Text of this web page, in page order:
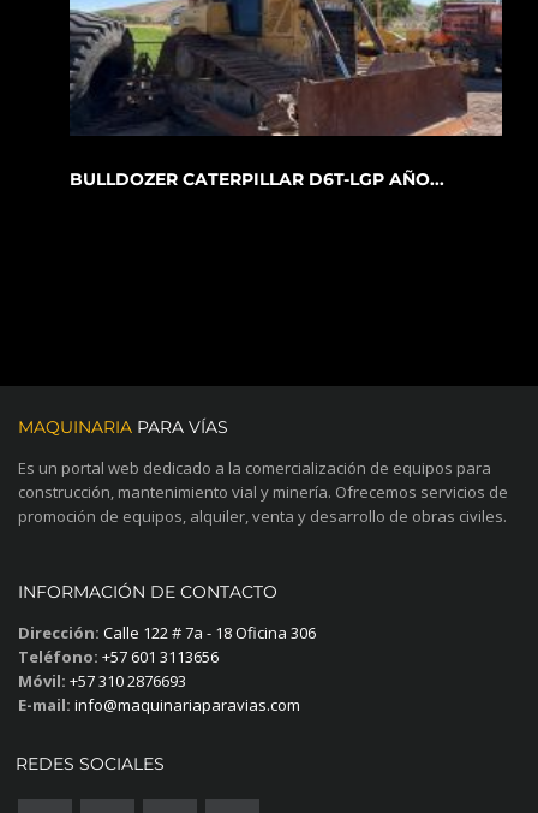
BULLDOZER CATERPILLAR D6T-LGP AÑO...
MAQUINARIA PARA VÍAS
Es un portal web dedicado a la comercialización de equipos para
construcción, mantenimiento vial y minería. Ofrecemos servicios de
promoción de equipos, alquiler, venta y desarrollo de obras civiles.
INFORMACIÓN DE CONTACTO
Dirección: Calle 122 # 7a - 18 Oficina 306
Teléfono: +57 601 3113656
Móvil: +57 310 2876693
E-mail: info@maquinariaparavias.com
REDES SOCIALES